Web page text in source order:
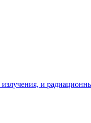
и